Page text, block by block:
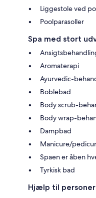
Liggestole ved
Poolparasoller
Spa med stort
Aromaterapi
Ayurvedic-
Boblebad
Body scrub-
Body wrap-
Dampbad
Manicure/
Spaen er åben
Tyrkisk bad
Hjælp til